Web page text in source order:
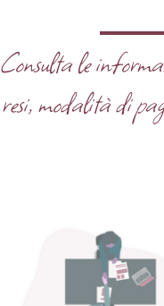
Consulta le
resi, modalità di